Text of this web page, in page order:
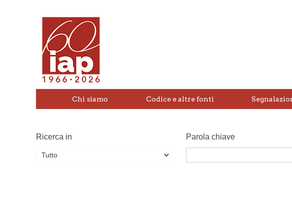
Chi siamo Codice e altre fonti
Ricerca in Parola chiave